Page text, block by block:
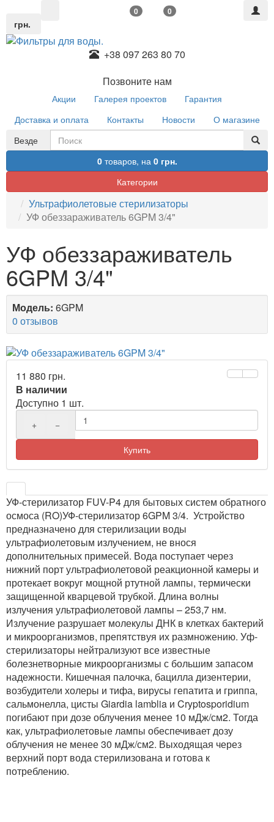
грн.
0 0
+38 097 263 80 70
Позвоните нам
Акции Галерея проектов
Гарантия
Доставка и оплата
Контакты Новости
О магазине
Везде
0товаров, на 0 грн.
Категории
Ультрафиолетовые стерилизаторы
УФ обеззараживатель 6GPM 3/4"
УФ обеззараживатель
6GPM 3/4"
Модель: 6GPM
0 отзывов
11 880 грн.
В наличии
Доступно 1 шт.
+ −
Купить
УФ-стерилизатор FUV-P4 для бытовых систем обратного
осмоса (RO)УФ-стерилизатор 6GPM 3/4. Устройство
предназначено для стерилизации воды
ультрафиолетовым излучением, не внося
дополнительных примесей. Вода поступает через
нижний порт ультрафиолетовой реакционной камеры и
протекает вокруг мощной ртутной лампы, термически
защищенной кварцевой трубкой. Длина волны
излучения ультрафиолетовой лампы – 253,7 нм.
Излучение разрушает молекулы ДНК в клетках бактерий
и микроорганизмов, препятствуя их размножению. Уф-
стерилизаторы нейтрализуют все известные
болезнетворные микроорганизмы с большим запасом
надежности. Кишечная палочка, бацилла дизентерии,
возбудители холеры и тифа, вирусы гепатита и гриппа,
сальмонелла, цисты Giardia lamblia и Cryptosporidium
погибают при дозе облучения менее 10 мДж/см2. Тогда
как, ультрафиолетовые лампы обеспечивает дозу
облучения не менее 30 мДж/см2. Выходящая через
верхний порт вода стерилизована и готова к
потреблению.